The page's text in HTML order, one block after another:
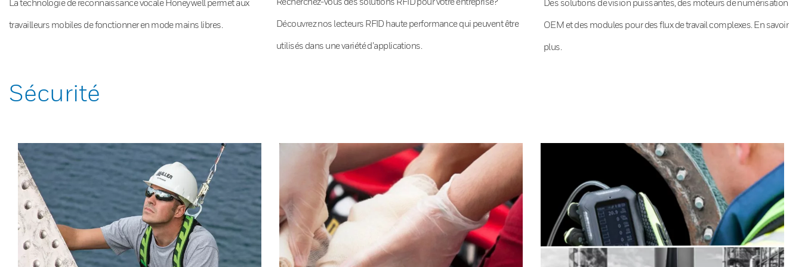
La technologie de reconnaissance vocale Honeywell permet aux
travailleurs mobiles de fonctionner en mode mains libres. Découvrez nos lecteurs RFID haute performance qui peuvent être
utilisés dans une variété d’applications.
Des solutions de vision puissantes, des moteurs de numérisation
OEM et des modules pour des flux de travail complexes. En savoir
plus.
Sécurité